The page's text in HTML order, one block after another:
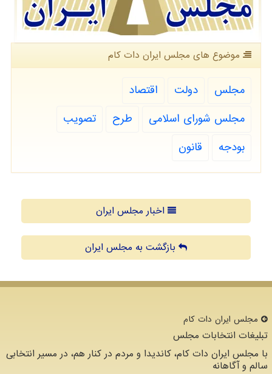
موضوع های مجلس ایران دات كام
مجلس دولت
اقتصاد
مجلس شورای اسلامی
طرح
تصویب
بودجه
قانون
اخبار مجلس ایران
بازگشت به مجلس ایران
مجلس ایران دات كام
تبلیغات انتخابات مجلس
با مجلس ایران دات کام، کاندیدا و مردم در کنار هم، در مسیر انتخابی
سالم و آگاهانه